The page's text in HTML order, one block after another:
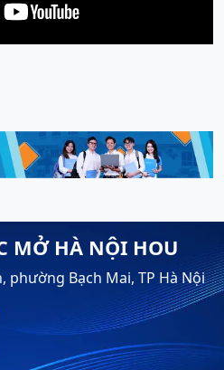
MỞ HÀ NỘI HOU
phường Bạch Mai, TP Hà Nội